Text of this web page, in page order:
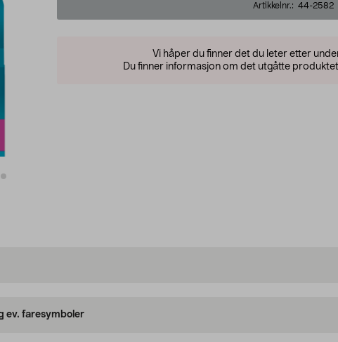
Artikkelnr.: 44-2582
Vi håper du finner det du leter etter
Du finner informasjon om det utgåtte
ev. faresymboler